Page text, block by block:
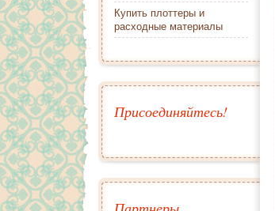
Купить плоттеры и
расходные материалы
Присоединяйтесь!